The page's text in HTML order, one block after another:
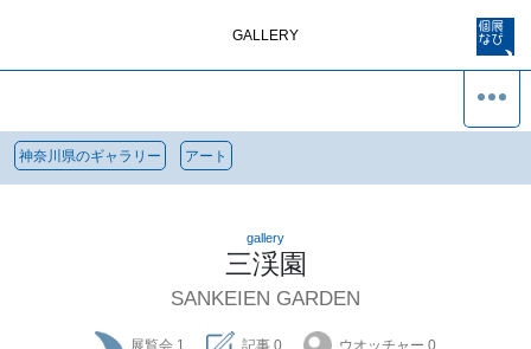
GALLERY
神奈川県のギャラリー アート
gallery
三渓園
SANKEIEN GARDEN
展覧会 1 記事 0 ウオッチャー 0